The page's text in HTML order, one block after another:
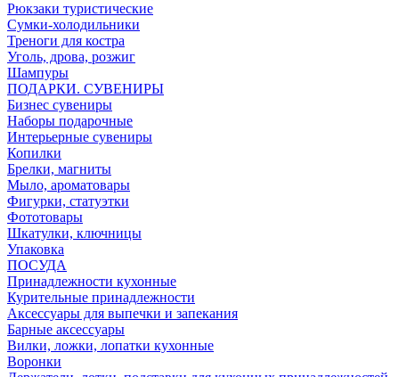
Рюкзаки туристические
Сумки-холодильники
Треноги для костра
Уголь, дрова, розжиг
Шампуры
ПОДАРКИ. СУВЕНИРЫ
Бизнес сувениры
Наборы подарочные
Интерьерные сувениры
Копилки
Брелки, магниты
Мыло, ароматовары
Фигурки, статуэтки
Фототовары
Шкатулки, ключницы
Упаковка
ПОСУДА
Принадлежности кухонные
Курительные принадлежности
Аксессуары для выпечки и запекания
Барные аксессуары
Вилки, ложки, лопатки кухонные
Воронки